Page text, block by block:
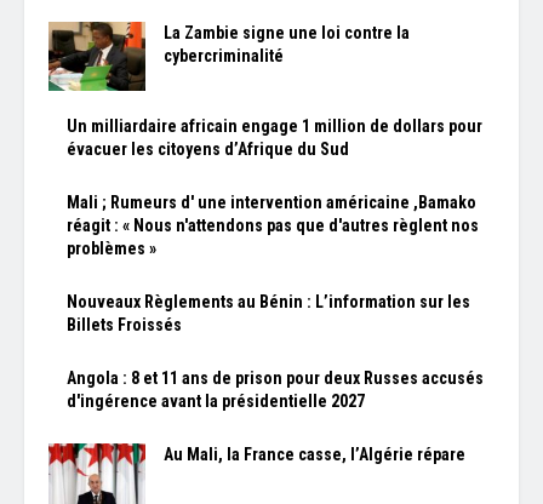
La Zambie signe une loi contre la
cybercriminalité
Un milliardaire africain engage 1 million de dollars pour
évacuer les citoyens d’Afrique du Sud
Mali ; Rumeurs d' une intervention américaine ,Bamako
réagit : « Nous n'attendons pas que d'autres règlent nos
problèmes »
Nouveaux Règlements au Bénin : L’information sur les
Billets Froissés
Angola : 8 et 11 ans de prison pour deux Russes accusés
d'ingérence avant la présidentielle 2027
Au Mali, la France casse, l’Algérie répare